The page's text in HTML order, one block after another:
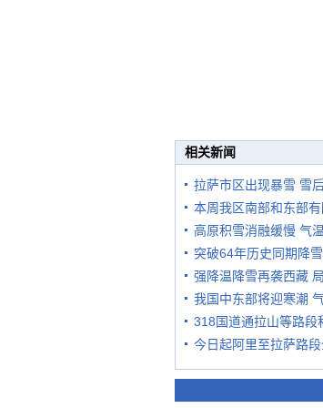
相关新闻
拉萨市区出现暴雪 雪
本周我区南部和东部
高原积雪消融缓慢 气
突破64年历史同期降
强降温降雪再袭西藏
我国中东部将迎寒潮
318国道通拉山等路段
今日起阿里至拉萨路